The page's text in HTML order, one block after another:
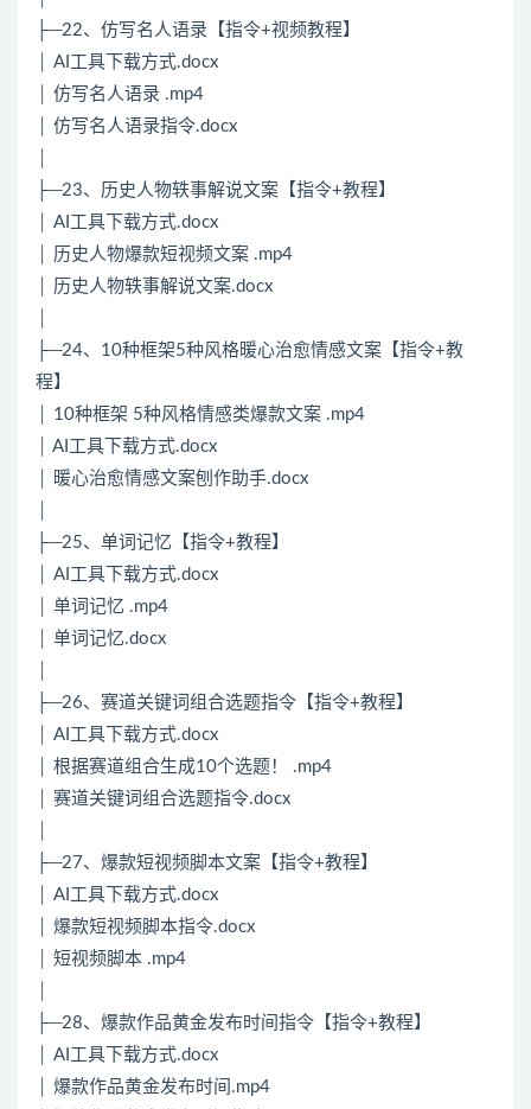
├─22、仿写名人语录【指令+视频教程】
│ AI工具下载方式.docx
│ 仿写名人语录 .mp4
│ 仿写名人语录指令.docx
├─23、历史人物轶事解说文案【指令+教程】
│ AI工具下载方式.docx
│ 历史人物爆款短视频文案 .mp4
│ 历史人物轶事解说文案.docx
├─24、10种框架5种风格暖心治愈情感文案【指令+教
程】
│ 10种框架 5种风格情感类爆款文案 .mp4
│ AI工具下载方式.docx
│ 暖心治愈情感文案刨作助手.docx
├─25、单词记忆【指令+教程】
│ AI工具下载方式.docx
│ 单词记忆 .mp4
│ 单词记忆.docx
├─26、赛道关键词组合选题指令【指令+教程】
│ AI工具下载方式.docx
│ 根据赛道组合生成10个选题！ .mp4
│ 赛道关键词组合选题指令.docx
├─27、爆款短视频脚本文案【指令+教程】
│ AI工具下载方式.docx
│ 爆款短视频脚本指令.docx
│ 短视频脚本 .mp4
├─28、爆款作品黄金发布时间指令【指令+教程】
│ AI工具下载方式.docx
│ 爆款作品黄金发布时间.mp4